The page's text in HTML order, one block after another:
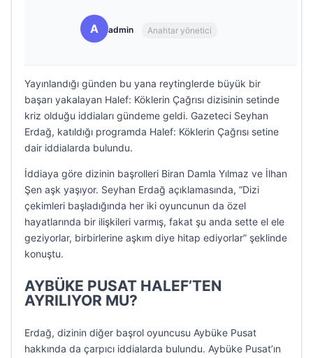
A admin Anahtar yönetici
Yayınlandığı günden bu yana reytinglerde büyük bir
başarı yakalayan Halef: Köklerin Çağrısı dizisinin setinde
kriz olduğu iddiaları gündeme geldi. Gazeteci Seyhan
Erdağ, katıldığı programda Halef: Köklerin Çağrısı setine
dair iddialarda bulundu.
İddiaya göre dizinin başrolleri Biran Damla Yılmaz ve İlhan
Şen aşk yaşıyor. Seyhan Erdağ açıklamasında, “Dizi
çekimleri başladığında her iki oyuncunun da özel
hayatlarında bir ilişkileri varmış, fakat şu anda sette el ele
geziyorlar, birbirlerine aşkım diye hitap ediyorlar” şeklinde
konuştu.
AYBÜKE PUSAT HALEF’TEN
AYRILIYOR MU?
Erdağ, dizinin diğer başrol oyuncusu Aybüke Pusat
hakkında da çarpıcı iddialarda bulundu. Aybüke Pusat’ın